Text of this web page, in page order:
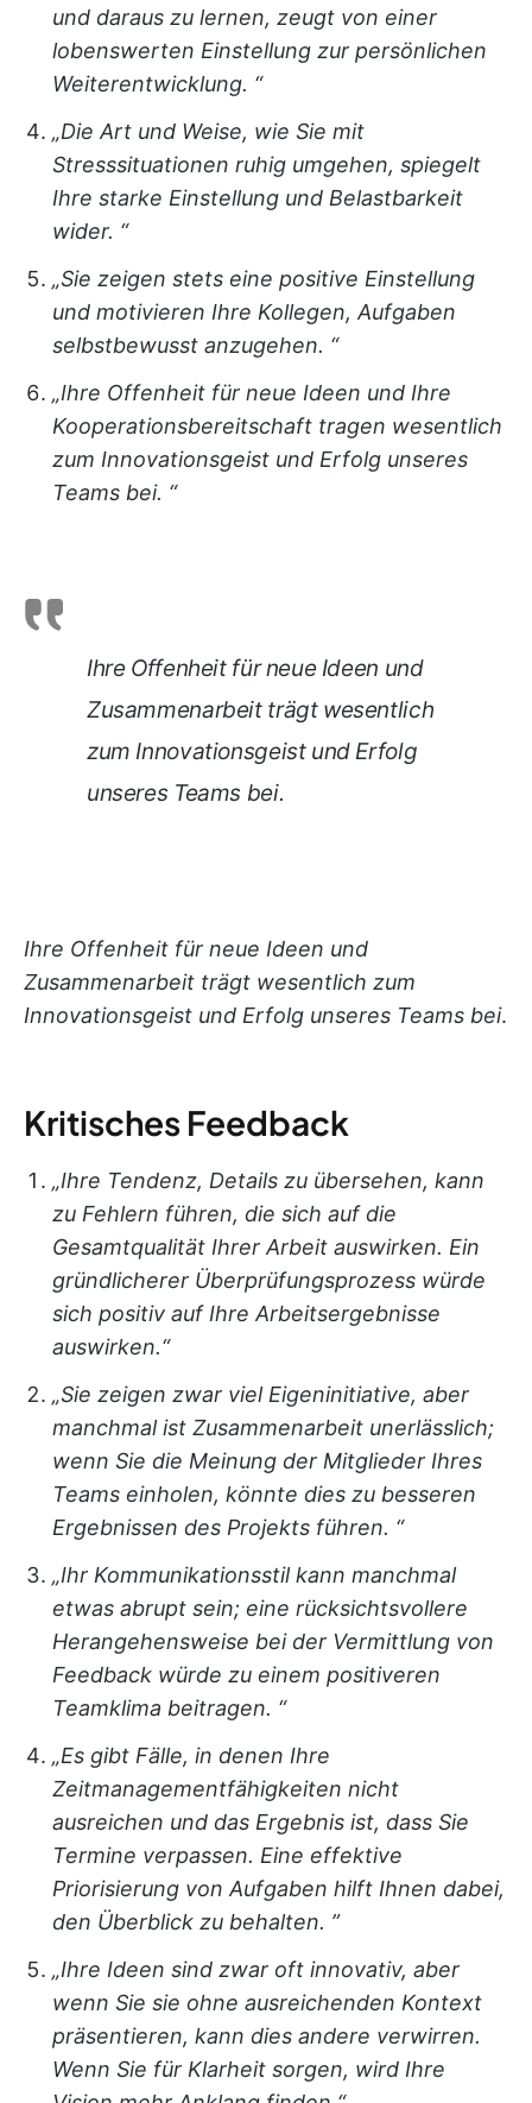
und daraus zu lernen, zeugt von einer
lobenswerten Einstellung zur persönlichen
Weiterentwicklung. “
„Die Art und Weise, wie Sie mit
Stresssituationen ruhig umgehen, spiegelt
Ihre starke Einstellung und Belastbarkeit
wider. “
„Sie zeigen stets eine positive Einstellung
und motivieren Ihre Kollegen, Aufgaben
selbstbewusst anzugehen. “
„Ihre Offenheit für neue Ideen und Ihre
Kooperationsbereitschaft tragen wesentlich
zum Innovationsgeist und Erfolg unseres
Teams bei. “
Ihre Offenheit für neue Ideen und
Zusammenarbeit trägt wesentlich
zum Innovationsgeist und Erfolg
unseres Teams bei.
Ihre Offenheit für neue Ideen und
Zusammenarbeit trägt wesentlich zum
Innovationsgeist und Erfolg unseres Teams bei.
Kritisches Feedback
„Ihre Tendenz, Details zu übersehen, kann
zu Fehlern führen, die sich auf die
Gesamtqualität Ihrer Arbeit auswirken. Ein
gründlicherer Überprüfungsprozess würde
sich positiv auf Ihre Arbeitsergebnisse
auswirken.“
„Sie zeigen zwar viel Eigeninitiative, aber
manchmal ist Zusammenarbeit unerlässlich;
wenn Sie die Meinung der Mitglieder Ihres
Teams einholen, könnte dies zu besseren
Ergebnissen des Projekts führen. “
„Ihr Kommunikationsstil kann manchmal
etwas abrupt sein; eine rücksichtsvollere
Herangehensweise bei der Vermittlung von
Feedback würde zu einem positiveren
Teamklima beitragen. “
„Es gibt Fälle, in denen Ihre
Zeitmanagementfähigkeiten nicht
ausreichen und das Ergebnis ist, dass Sie
Termine verpassen. Eine effektive
Priorisierung von Aufgaben hilft Ihnen dabei,
den Überblick zu behalten. ”
„Ihre Ideen sind zwar oft innovativ, aber
wenn Sie sie ohne ausreichenden Kontext
präsentieren, kann dies andere verwirren.
Wenn Sie für Klarheit sorgen, wird Ihre